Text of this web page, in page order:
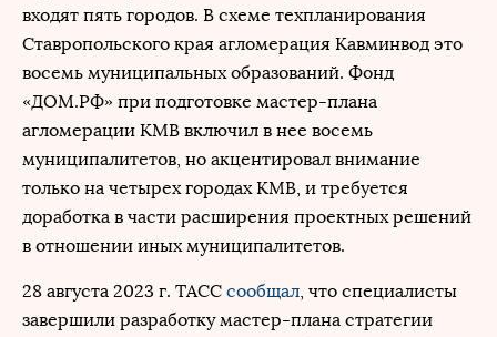
входят пять городов. В схеме техпланирования
Ставропольского края агломерация Кавминвод это
восемь муниципальных образований. Фонд
«ДОМ.РФ» при подготовке мастер-плана
агломерации КМВ включил в нее восемь
муниципалитетов, но акцентировал внимание
только на четырех городах КМВ, и требуется
доработка в части расширения проектных решений
в отношении иных муниципалитетов.
28 августа 2023 г. ТАСС сообщал, что специалисты
завершили разработку мастер-плана стратегии